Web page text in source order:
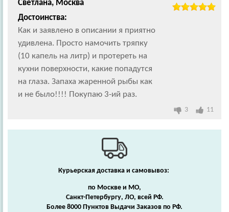
Светлана, Москва
Достоинства:
Как и заявлено в описании я приятно
удивлена. Просто намочить тряпку
(10 капель на литр) и протереть на
кухни поверхности, какие попадутся
на глаза. Запаха жаренной рыбы как
и не было!!!! Покупаю 3-ий раз.
3 11
Курьерская доставка и самовывоз:
по Москве и МО,
Санкт-Петербургу, ЛО, всей РФ.
Более 8000 Пунктов Выдачи Заказов по РФ.